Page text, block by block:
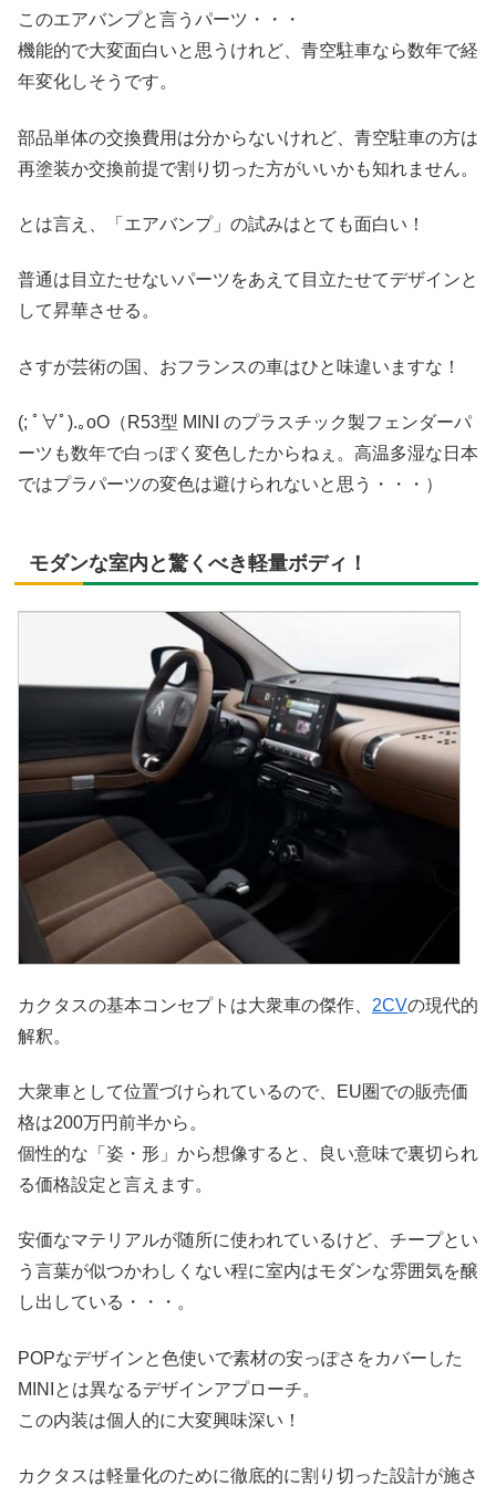
このエアバンプと言うパーツ・・・
機能的で大変面白いと思うけれど、青空駐車なら数年で経
年変化しそうです。
部品単体の交換費用は分からないけれど、青空駐車の方は
再塗装か交換前提で割り切った方がいいかも知れません。
とは言え、「エアバンプ」の試みはとても面白い！
普通は目立たせないパーツをあえて目立たせてデザインと
して昇華させる。
さすが芸術の国、おフランスの車はひと味違いますな！
(; ﾟ∀ﾟ).｡oO（R53型 MINI のプラスチック製フェンダーパ
ーツも数年で白っぽく変色したからねぇ。高温多湿な日本
ではプラパーツの変色は避けられないと思う・・・）
モダンな室内と驚くべき軽量ボディ！
カクタスの基本コンセプトは大衆車の傑作、 2CVの現代的
解釈。
大衆車として位置づけられているので、EU圏での販売価
格は200万円前半から。
個性的な「姿・形」から想像すると、良い意味で裏切られ
る価格設定と言えます。
安価なマテリアルが随所に使われているけど、チープとい
う言葉が似つかわしくない程に室内はモダンな雰囲気を醸
し出している・・・。
POPなデザインと色使いで素材の安っぽさをカバーした
MINIとは異なるデザインアプローチ。
この内装は個人的に大変興味深い！
カクタスは軽量化のために徹底的に割り切った設計が施さ